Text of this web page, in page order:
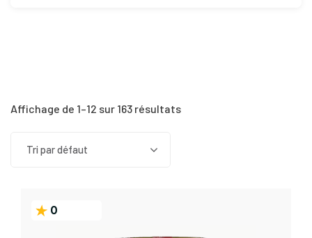
Affichage de 1–12 sur 163 résultats
Tri par défaut
0